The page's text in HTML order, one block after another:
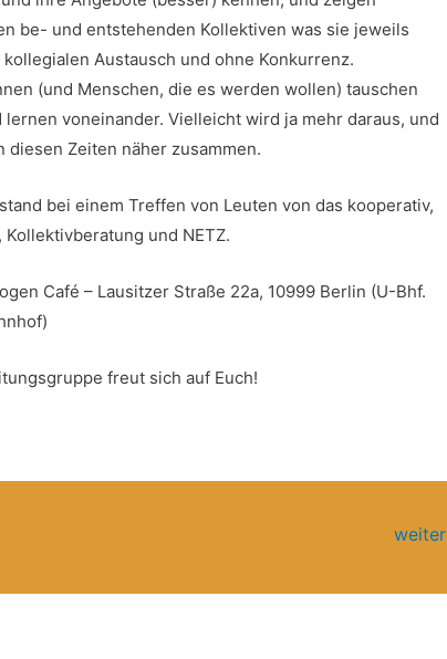
be- und entstehenden Kollektiven was sie jeweils
Austausch und ohne Konkurrenz.
(und Menschen, die es werden wollen) tauschen
lernen voneinander. Vielleicht wird ja mehr daraus, und
diesen Zeiten näher zusammen.
bei einem Treffen von Leuten von das kooperativ,
Kollektivberatung und NETZ.
Café – Lausitzer Straße 22a, 10999 Berlin (U-Bhf.
freut sich auf Euch!
weiter